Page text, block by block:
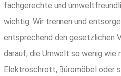
fachgerechte und
wichtig. Wir trennen und
entsprechend den gesetzlichen
darauf, die Umwelt so wenig wie
Elektroschrott, Büromöbel oder